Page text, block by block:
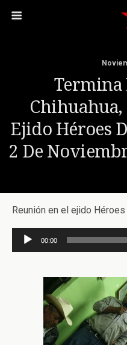
Termina
Ejido Héroes
2 De
Reunión en el ejido
Reproductor
de
00:00